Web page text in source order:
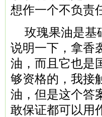
想作一个不负责
玫瑰果油是基
说明一下，拿香
油，而且它也是
够资格的，我接
油，但是这个答
敢保证都可以用